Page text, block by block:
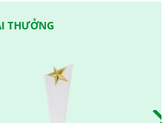
THƯỞNG